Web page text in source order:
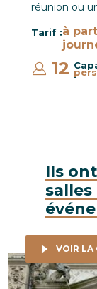
réunion ou
Tarif :à
:
12
Ils
VOIR LA
France